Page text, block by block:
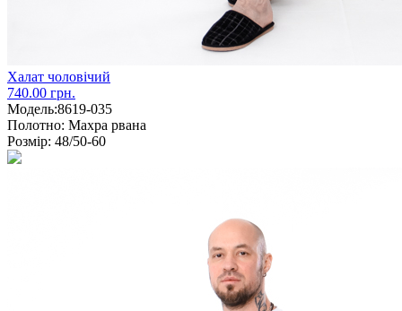
Халат чоловічий
740.00 грн.
Модель:8619-035
Полотно: Махра рвана
Розмір: 48/50-60